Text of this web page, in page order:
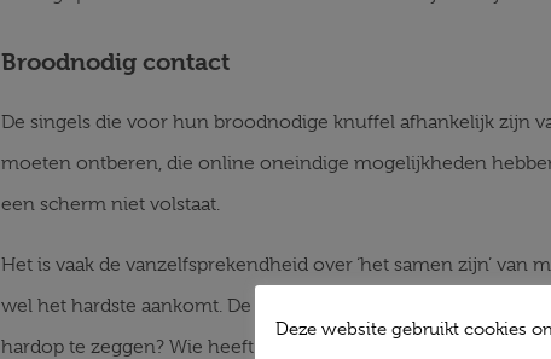
Broodnodig contact
De singels die voor hun broodnodige knuffel afhankelijk zijn
moeten ontberen, die online oneindige mogelijkheden
een scherm niet volstaat.
Het is vaak de vanzelfsprekendheid over ‘het samen zijn’
wel het hardste aankomt. De verborgen eenzaamheid die
hardop te zeggen? Wie heeft de moed om bij deze
Deze website gebruikt cookies